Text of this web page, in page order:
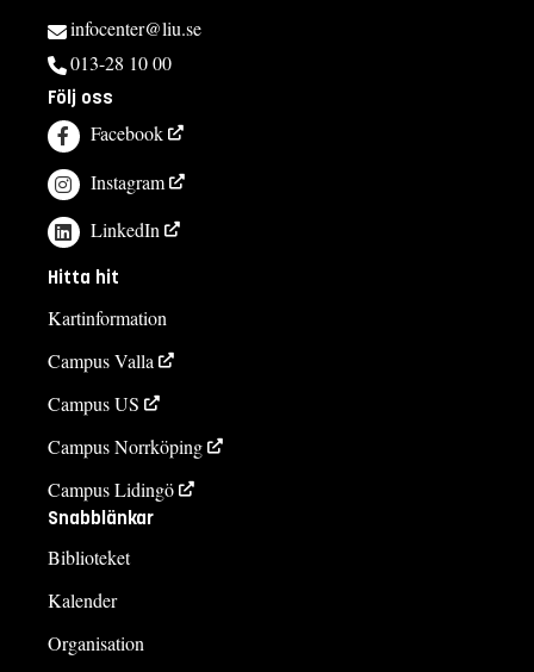
infocenter@liu.se
013-28 10 00
Följ oss
Facebook
Instagram
LinkedIn
Hitta hit
Kartinformation
Campus Valla
Campus US
Campus Norrköping
Campus Lidingö
Snabblänkar
Biblioteket
Kalender
Organisation